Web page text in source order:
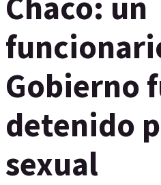
Gobierno
detenido
sexual